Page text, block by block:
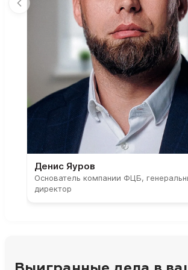
Денис Яуров
Основатель компании ФЦБ,
директор